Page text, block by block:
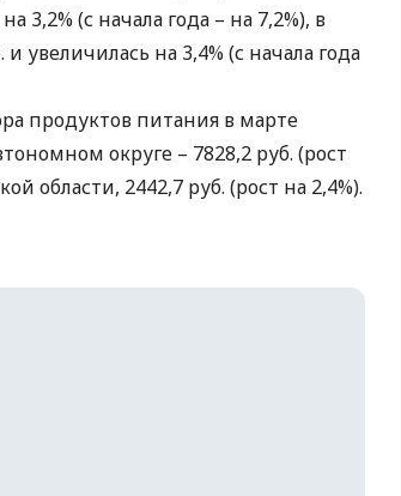
3,2% (с начала года – на 7,2%), в
увеличилась на 3,4% (с начала года
продуктов питания в марте
округе – 7828,2 руб. (рост
области, 2442,7 руб. (рост на 2,4%).